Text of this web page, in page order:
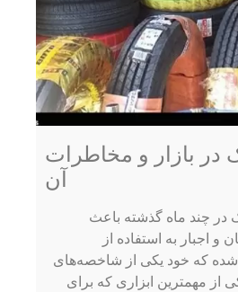
در بازار و مخاطرات
آن
در چند ماه گذشته باعث
و اجبار به استفاده از
که خود یکی از شاخصه‌های
از مهمترین ابزاری که برای